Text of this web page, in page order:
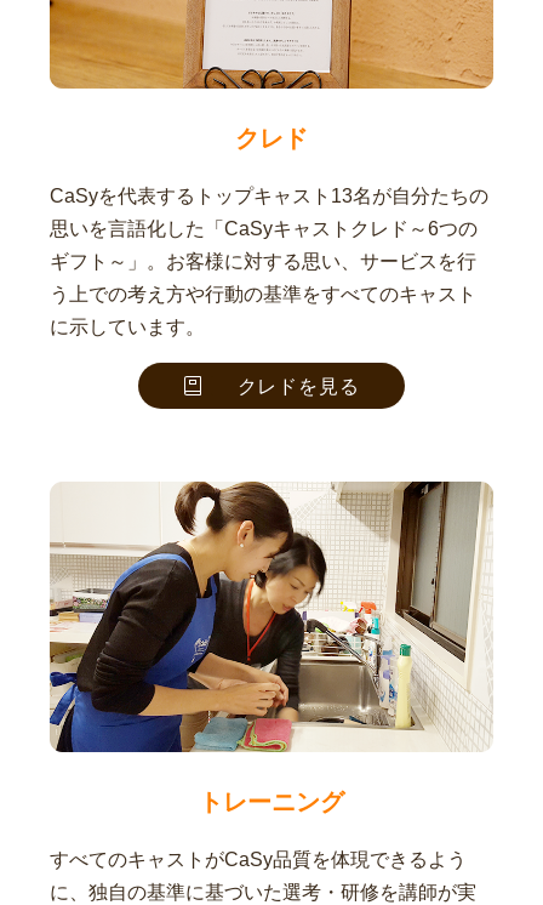
クレド
CaSyを代表するトップキャスト13名が自分たちの
思いを言語化した「CaSyキャストクレド～6つの
ギフト～」。お客様に対する思い、サービスを行
う上での考え方や行動の基準をすべてのキャスト
に示しています。
クレドを見る
トレーニング
すべてのキャストがCaSy品質を体現できるよう
に、独自の基準に基づいた選考・研修を講師が実